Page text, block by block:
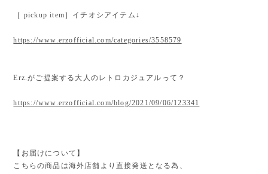
［ pickup item］イチオシアイテム↓
https://www.erzofficial.com/categories/3558579
Erz.がご提案する大人のレトロカジュアルって？
https://www.erzofficial.com/blog/2021/09/06/123341
【お届けについて】
こちらの商品は海外店舗より直接発送となる為、